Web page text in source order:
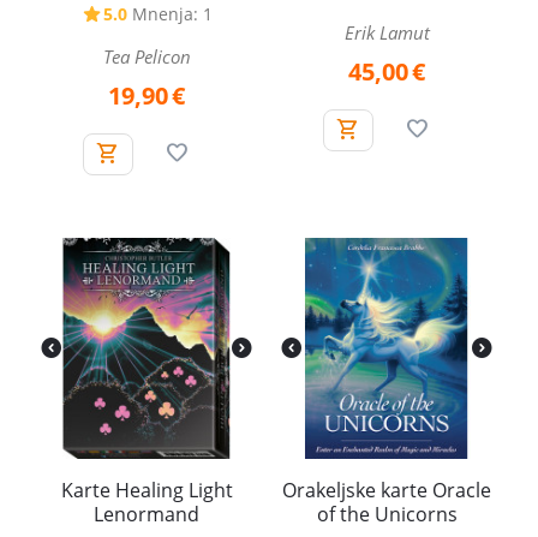
5.0 Mnenja: 1
Tea Pelicon
19,90€
Erik Lamut
45,00€
Karte Healing Light
Lenormand
Orakeljske karte Oracle
of the Unicorns